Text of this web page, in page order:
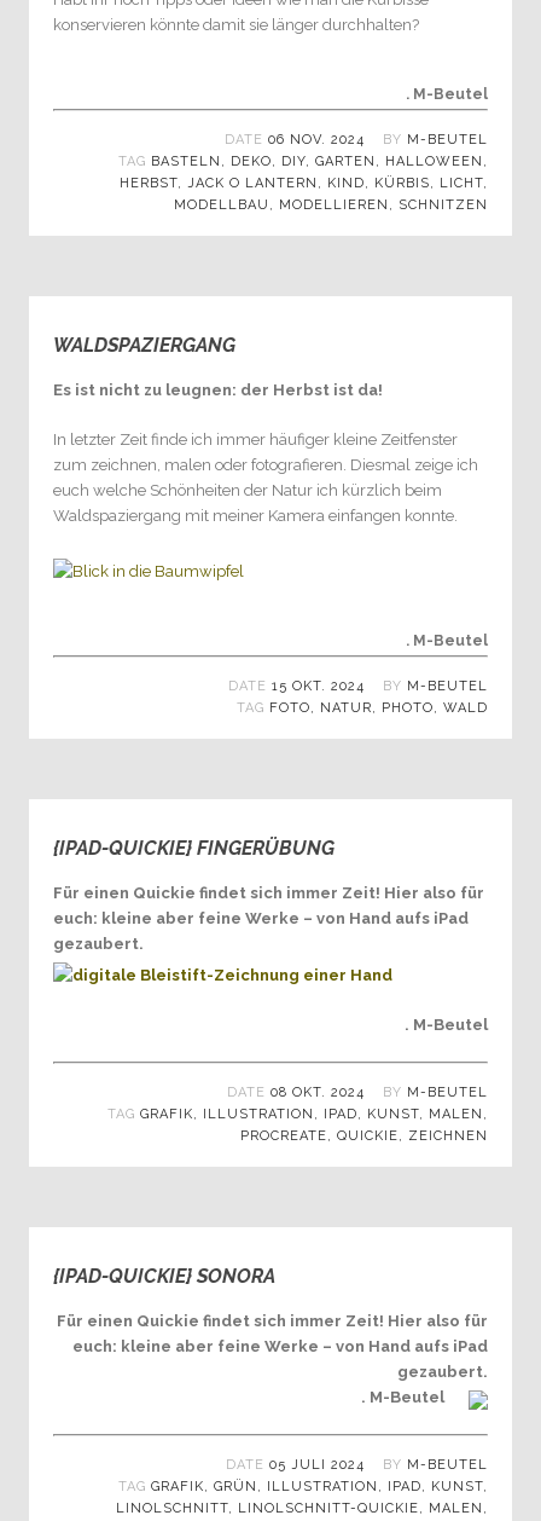
konservieren könnte damit sie länger durchhalten?
. M-Beutel
DATE 06 NOV. 2024 BY M-BEUTEL
TAG BASTELN , DEKO, DIY, GARTEN , HALLOWEEN ,
HERBST, JACK O LANTERN , KIND, KÜRBIS, LICHT,
MODELLBAU , MODELLIEREN , SCHNITZEN
WALDSPAZIERGANG
Es ist nicht zu leugnen: der Herbst ist da!
In letzter Zeit finde ich immer häufiger kleine Zeitfenster
zum zeichnen, malen oder fotografieren. Diesmal zeige ich
euch welche Schönheiten der Natur ich kürzlich beim
Waldspaziergang mit meiner Kamera einfangen konnte.
. M-Beutel
DATE 15 OKT. 2024 BY M-BEUTEL
TAG FOTO, NATUR, PHOTO, WALD
{IPAD-QUICKIE} FINGERÜBUNG
Für einen Quickie findet sich immer Zeit! Hier also für
euch: kleine aber feine Werke – von Hand aufs iPad
gezaubert.
. M-Beutel
DATE 08 OKT. 2024 BY M-BEUTEL
TAG GRAFIK, ILLUSTRATION , IPAD, KUNST, MALEN ,
PROCREATE, QUICKIE, ZEICHNEN
{IPAD-QUICKIE} SONORA
Für einen Quickie findet sich immer Zeit! Hier also für
euch: kleine aber feine Werke – von Hand aufs iPad
gezaubert.
. M-Beutel
DATE 05 JULI 2024 BY M-BEUTEL
TAG GRAFIK, GRÜN , ILLUSTRATION , IPAD, KUNST,
LINOLSCHNITT, LINOLSCHNITT-QUICKIE, MALEN ,